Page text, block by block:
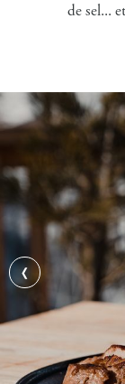
de sel...
‹